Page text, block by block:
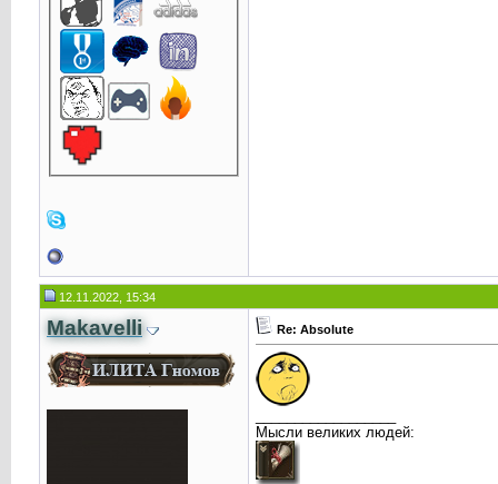
12.11.2022, 15:34
Makavelli Re: Absolute
Мысли великих людей: